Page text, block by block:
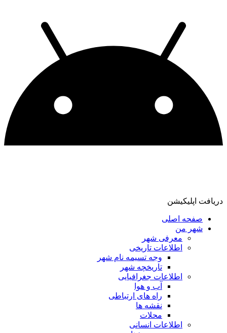
دریافت اپلیکیشن
صفحه اصلی
شهر من
معرفی شهر
اطلاعات تاریخی
وجه تسیمه نام شهر
تاریخچه شهر
اطلاعات جغرافیایی
آب و هوا
راه های ارتباطی
نقشه ها
محلات
اطلاعات انسانی